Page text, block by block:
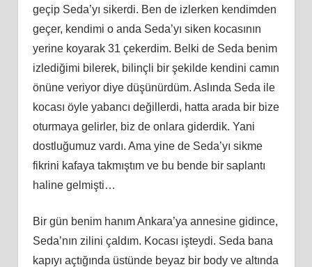
geçip Seda’yı sikerdi. Ben de izlerken kendimden
geçer, kendimi o anda Seda’yı siken kocasının
yerine koyarak 31 çekerdim. Belki de Seda benim
izlediğimi bilerek, bilinçli bir şekilde kendini camın
önüne veriyor diye düşünürdüm. Aslında Seda ile
kocası öyle yabancı değillerdi, hatta arada bir bize
oturmaya gelirler, biz de onlara giderdik. Yani
dostluğumuz vardı. Ama yine de Seda’yı sikme
fikrini kafaya takmıştım ve bu bende bir saplantı
haline gelmişti…
Bir gün benim hanım Ankara’ya annesine gidince,
Seda’nın zilini çaldım. Kocası işteydi. Seda bana
kapıyı açtığında üstünde beyaz bir body ve altında